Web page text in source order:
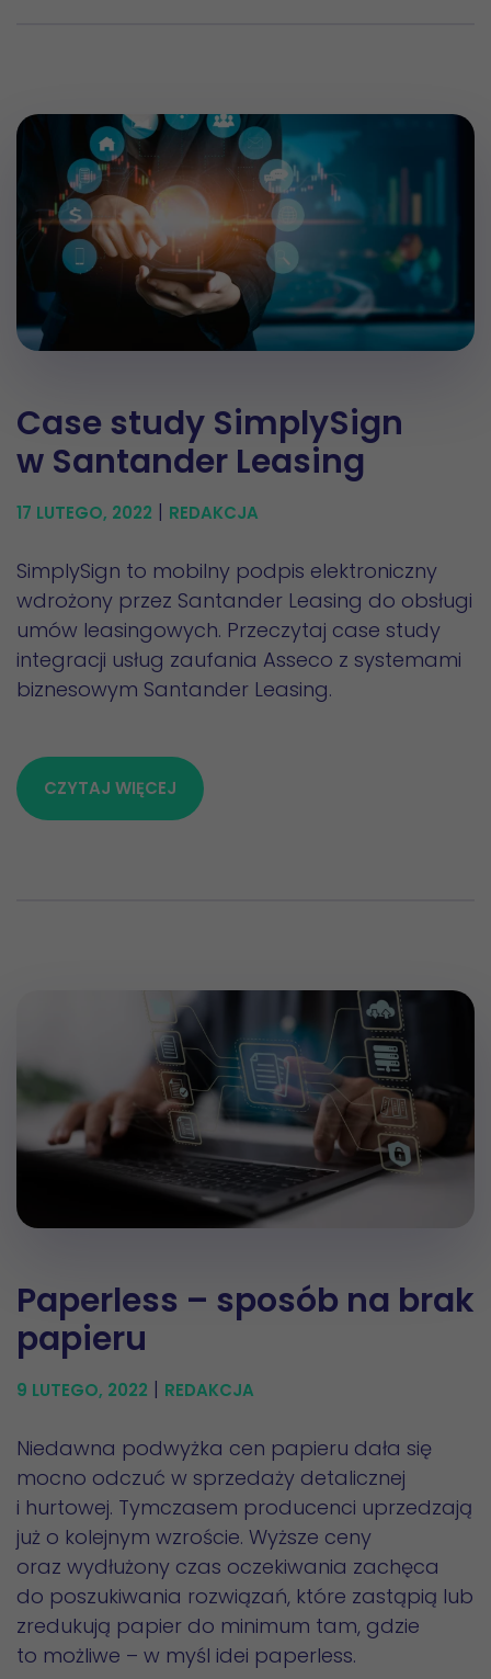
Case study SimplySign
w Santander Leasing
17 LUTEGO, 2022 | REDAKCJA
SimplySign to mobilny podpis elektroniczny
wdrożony przez Santander Leasing do obsługi
umów leasingowych. Przeczytaj case study
integracji usług zaufania Asseco z systemami
biznesowym Santander Leasing.
CZYTAJ WIĘCEJ
Paperless – sposób na brak
papieru
9 LUTEGO, 2022 | REDAKCJA
Niedawna podwyżka cen papieru dała się
mocno odczuć w sprzedaży detalicznej
i hurtowej. Tymczasem producenci uprzedzają
już o kolejnym wzroście. Wyższe ceny
oraz wydłużony czas oczekiwania zachęca
do poszukiwania rozwiązań, które zastąpią lub
zredukują papier do minimum tam, gdzie
to możliwe – w myśl idei paperless.